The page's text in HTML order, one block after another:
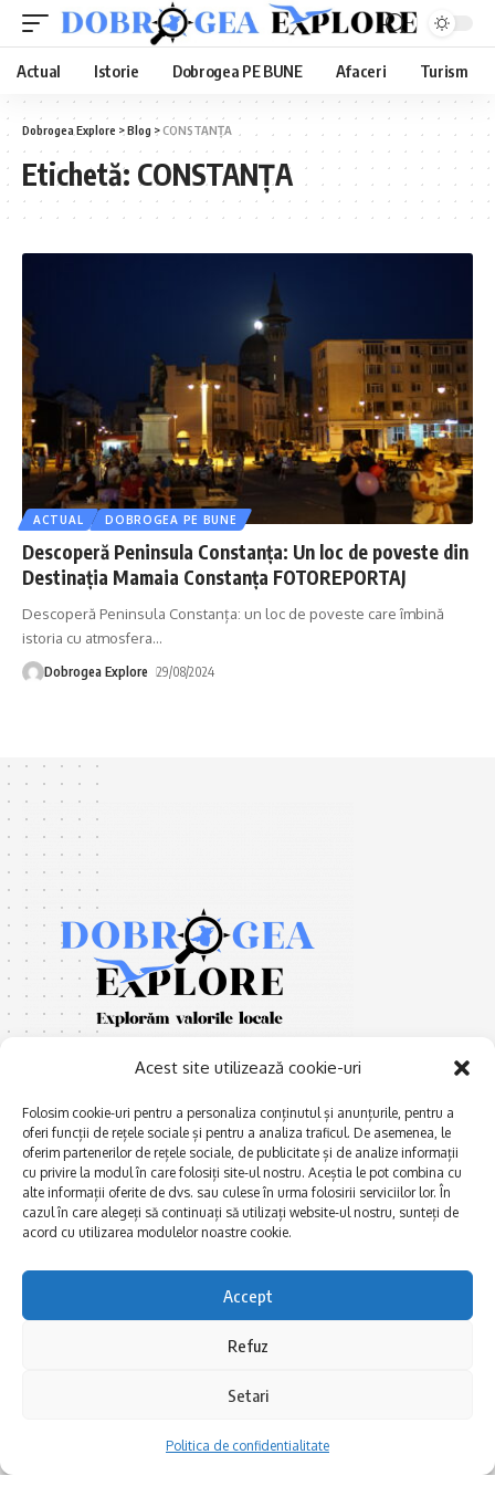
Acest site utilizează cookie-uri
Folosim cookie-uri pentru a personaliza conținutul și anunțurile, pentru a
oferi funcții de rețele sociale și pentru a analiza traficul. De asemenea, le
oferim partenerilor de rețele sociale, de publicitate și de analize informații
cu privire la modul în care folosiți site-ul nostru. Aceștia le pot combina cu
alte informații oferite de dvs. sau culese în urma folosirii serviciilor lor. În
cazul în care alegeți să continuați să utilizați website-ul nostru, sunteți de
acord cu utilizarea modulelor noastre cookie.
Accept
Refuz
Setari
Politica de confidentialitate
Actual Istorie Dobrogea PE BUNE Afaceri Turism
Dobrogea Explore >Blog >CONSTANȚA
Etichetă: CONSTANȚA
ACTUAL DOBROGEA PE BUNE
Descoperă Peninsula Constanța: Un loc de poveste din
Destinația Mamaia Constanța FOTOREPORTAJ
Descoperă Peninsula Constanța: un loc de poveste care îmbină
istoria cu atmosfera…
Dobrogea Explore 29/08/2024
E xplorăm Dobrogea,
Explorăm valorile locale:
Deltă, Litoral, cele mai mari
biserici și mănăstiri, cele mai
FRUMOASE POVEȘTI.
Afaceri și meșteșuguri
Actualitate